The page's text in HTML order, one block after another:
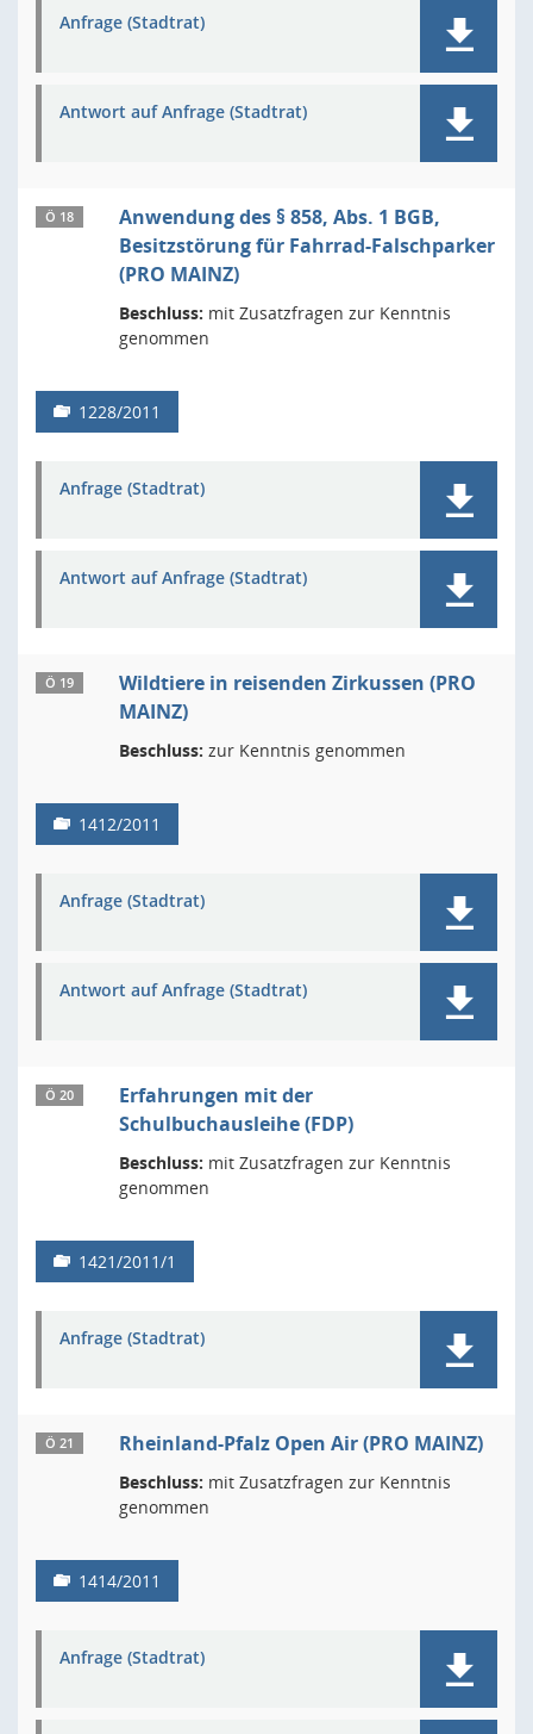
Anfrage (Stadtrat)
Antwort auf Anfrage (Stadtrat)
Ö 18
Anwendung des § 858, Abs. 1 BGB,
Besitzstörung für Fahrrad-Falschparker
(PRO MAINZ)
Beschluss: mit Zusatzfragen zur Kenntnis
genommen
1228/2011
Anfrage (Stadtrat)
Antwort auf Anfrage (Stadtrat)
Ö 19
Wildtiere in reisenden Zirkussen (PRO
MAINZ)
Beschluss: zur Kenntnis genommen
1412/2011
Anfrage (Stadtrat)
Antwort auf Anfrage (Stadtrat)
Ö 20
Erfahrungen mit der
Schulbuchausleihe (FDP)
Beschluss: mit Zusatzfragen zur Kenntnis
genommen
1421/2011/1
Anfrage (Stadtrat)
Ö 21 Rheinland-Pfalz Open Air (PRO MAINZ)
Beschluss: mit Zusatzfragen zur Kenntnis
genommen
1414/2011
Anfrage (Stadtrat)